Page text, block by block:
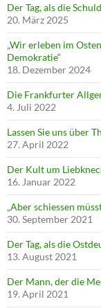
Der Tag, als die
20. März 2025
„Wir erleben im
Demokratie“
18. Dezember 2024
Die Frankfurter
4. Juli 2022
Lassen Sie uns über
27. April 2022
Der Kult um
16. Januar 2022
„Aber schiessen
30. September 2021
Der Tag, als die
13. August 2021
Der Mann, der die
19. April 2021